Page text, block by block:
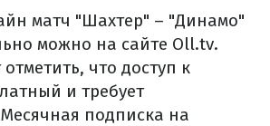
матч "Шахтер" – "Динамо"
можно на сайте Oll.tv.
что доступ к
и требует
подписка на